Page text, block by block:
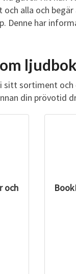
T
E
U
D
B
alla och
Denne har
sortiment
din prövotid
och